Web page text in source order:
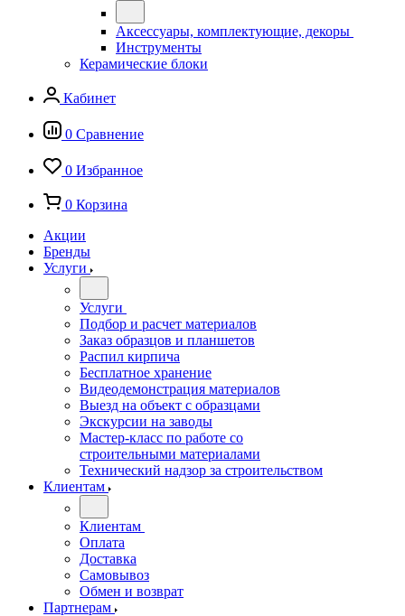
Аксессуары, комплектующие, декоры
Инструменты
Керамические блоки
Кабинет
0 Сравнение
0 Избранное
0 Корзина
Акции
Бренды
Услуги
Услуги
Подбор и расчет материалов
Заказ образцов и планшетов
Распил кирпича
Бесплатное хранение
Видеодемонстрация материалов
Выезд на объект с образцами
Экскурсии на заводы
Мастер-класс по работе со
строительными материалами
Технический надзор за строительством
Клиентам
Клиентам
Оплата
Доставка
Самовывоз
Обмен и возврат
Партнерам